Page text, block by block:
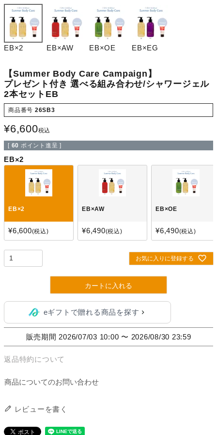
EB×2 EB×AW EB×OE EB×EG
【Summer Body Care Campaign】
プレゼント付き 選べる組み合わせ/シャワージェル
2本セットEB
商品番号 26SB3
¥6,600税込
[ 60 ポイント進呈 ]
EB×2
EB×2
¥6,600 税込
EB×AW
¥6,490 税込
EB×OE
¥6,490 税込
お気に入りに登録する
カートに入れる
eギフトで贈れる商品を探す
販売期間 2026/07/03 10:00 〜 2026/08/30 23:59
返品特約について
商品についてのお問い合わせ
レビューを書く